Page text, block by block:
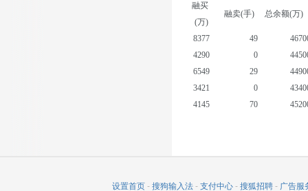
融买
(万)
融卖(手) 总余额(万)
8377 49
4290
0
6549
29
3421
0
4145
70
3341
47
4153
20
设置首页 - 搜狗输入法 - 支付中心 - 搜狐招聘 - 广告服